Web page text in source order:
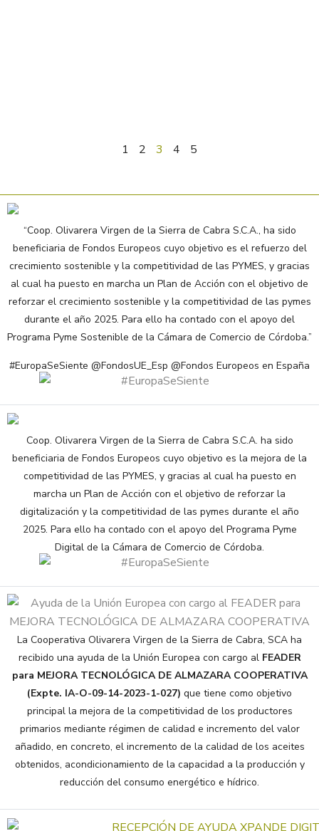
1 2 3 4 5
“Coop. Olivarera Virgen de la Sierra de Cabra S.C.A., ha sido
beneficiaria de Fondos Europeos cuyo objetivo es el refuerzo del
crecimiento sostenible y la competitividad de las PYMES, y gracias
al cual ha puesto en marcha un Plan de Acción con el objetivo de
reforzar el crecimiento sostenible y la competitividad de las pymes
durante el año 2025. Para ello ha contado con el apoyo del
Programa Pyme Sostenible de la Cámara de Comercio de Córdoba.”
#EuropaSeSiente @FondosUE_Esp @Fondos Europeos en España
Coop. Olivarera Virgen de la Sierra de Cabra S.C.A. ha sido
beneficiaria de Fondos Europeos cuyo objetivo es la mejora de la
competitividad de las PYMES, y gracias al cual ha puesto en
marcha un Plan de Acción con el objetivo de reforzar la
digitalización y la competitividad de las pymes durante el año
2025. Para ello ha contado con el apoyo del Programa Pyme
Digital de la Cámara de Comercio de Córdoba.
La Cooperativa Olivarera Virgen de la Sierra de Cabra, SCA ha
recibido una ayuda de la Unión Europea con cargo al FEADER
para MEJORA TECNOLÓGICA DE ALMAZARA COOPERATIVA
(Expte. IA-O-09-14-2023-1-027) que tiene como objetivo
principal la mejora de la competitividad de los productores
primarios mediante régimen de calidad e incremento del valor
añadido, en concreto, el incremento de la calidad de los aceites
obtenidos, acondicionamiento de la capacidad a la producción y
reducción del consumo energético e hídrico.